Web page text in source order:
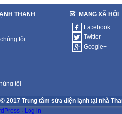
THANH
tôi
tôi
MẠNG XÃ HỘI
Facebook
Twitter
Google+
© 2017 Trung tâm sửa điện lạnh tại nhà
· Log in